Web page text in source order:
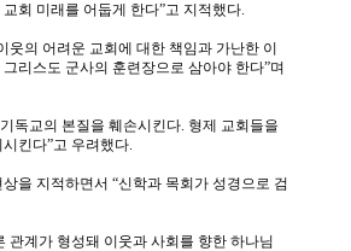
회 미래를 어둡게 한다”고 지적했다.
의 어려운 교회에 대한 책임과 가난한 이
리스도 군사의 훈련장으로 삼아야 한다”며
독교의 본질을 훼손시킨다. 형제 교회들을
킨다”고 우려했다.
을 지적하면서 “신학과 목회가 성경으로 검
관계가 형성돼 이웃과 사회를 향한 하나님